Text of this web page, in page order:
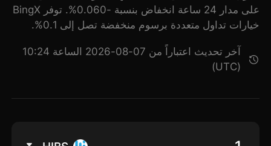
على مدار 24 ساعة انخفاض بنسبة -0.060%. توفر BingX
خيارات تداول متعددة برسوم منخفضة تصل إلى 0.1%.
آخر تحديث اعتباراً من 07-08-2026 الساعة 10:24
(UTC)